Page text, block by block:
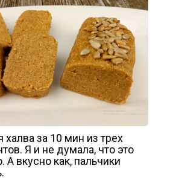
за 10 мин из трех
Я и не думала, что это
А вкусно как, пальчики